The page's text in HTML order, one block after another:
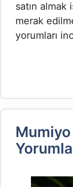
satın almak
merak
yorumları
Mumiyo